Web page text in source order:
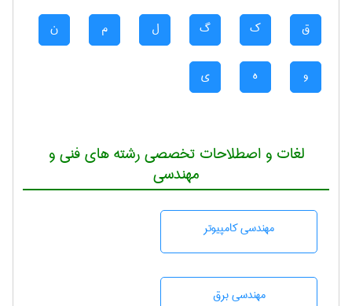
ق ک گ ل م ن
و ه ی
لغات و اصطلاحات تخصصی رشته های فنی و
مهندسی
مهندسی كامپيوتر
مهندسی برق